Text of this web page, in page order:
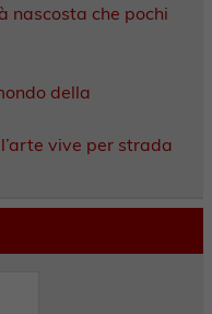
nascosta che pochi
della
vive per strada